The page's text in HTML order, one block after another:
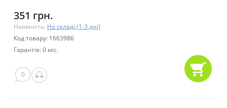
351 грн.
Наявність: На складі (1-3 дні)
Код товару: 1663986
Гарантія: 0 міс.
0